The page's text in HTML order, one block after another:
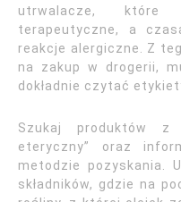
utrwalacze, które
terapeutyczne, a
reakcje alergiczne. Z
na zakup w drogerii,
dokładnie czytać
Szukaj produktów z
eteryczny” oraz
metodzie pozyskania.
składników, gdzie na